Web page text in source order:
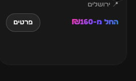
📍 ירושלים
החל מ-₪160 פרטים